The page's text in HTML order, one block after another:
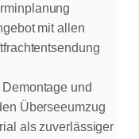
mit allen
und
Überseeumzug
als zuverlässiger